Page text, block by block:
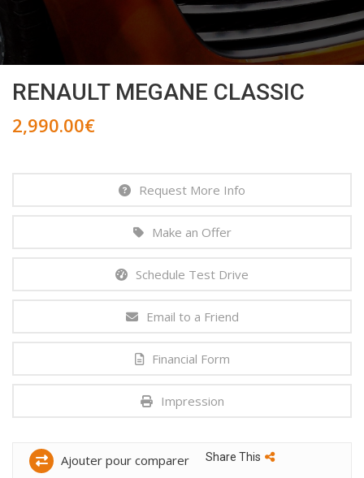
RENAULT MEGANE CLASSIC
2,990.00€
Request More Info
Make an Offer
Schedule Test Drive
Email to a Friend
Financial Form
Impression
Ajouter pour comparer Share This